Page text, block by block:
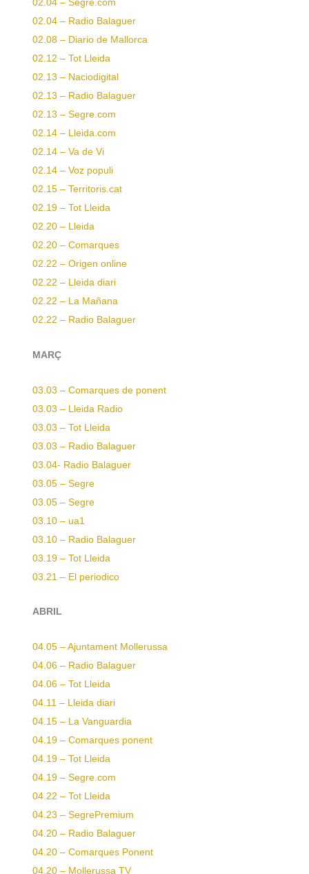
02.04 – Segre.com
02.04 – Radio Balaguer
02.08 – Diario de Mallorca
02.12 – Tot Lleida
02.13 – Naciodigital
02.13 – Radio Balaguer
02.13 – Segre.com
02.14 – Lleida.com
02.14 – Va de Vi
02.14 – Voz populi
02.15 – Territoris.cat
02.19 – Tot Lleida
02.20 – Lleida
02.20 – Comarques
02.22 – Origen online
02.22 – Lleida diari
02.22 – La Mañana
02.22 – Radio Balaguer
MARÇ
03.03 – Comarques de ponent
03.03 – Lleida Radio
03.03 – Tot Lleida
03.03 – Radio Balaguer
03.04- Radio Balaguer
03.05 – Segre
03.05 – Segre
03.10 – ua1
03.10 – Radio Balaguer
03.19 – Tot Lleida
03.21 – El periodico
ABRIL
04.05 – Ajuntament Mollerussa
04.06 – Radio Balaguer
04.06 – Tot Lleida
04.11 – Lleida diari
04.15 – La Vanguardia
04.19 – Comarques ponent
04.19 – Tot Lleida
04.19 – Segre.com
04.22 – Tot Lleida
04.23 – SegrePremium
04.20 – Radio Balaguer
04.20 – Comarques Ponent
04.20 – Mollerussa TV